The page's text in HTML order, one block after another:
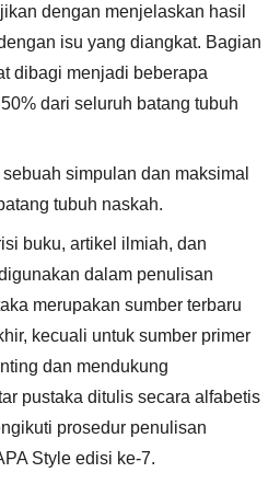
dengan menjelaskan hasil
isu yang diangkat. Bagian
dibagi menjadi beberapa
dari seluruh batang tubuh
simpulan dan maksimal
tubuh naskah.
buku, artikel ilmiah, dan
dalam penulisan
merupakan sumber terbaru
kecuali untuk sumber primer
dan mendukung
pustaka ditulis secara alfabetis
prosedur penulisan
Style edisi ke-7.